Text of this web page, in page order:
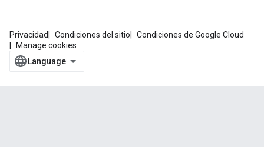
Privacidad Condiciones del sitio
Condiciones de Google Cloud
Manage cookies